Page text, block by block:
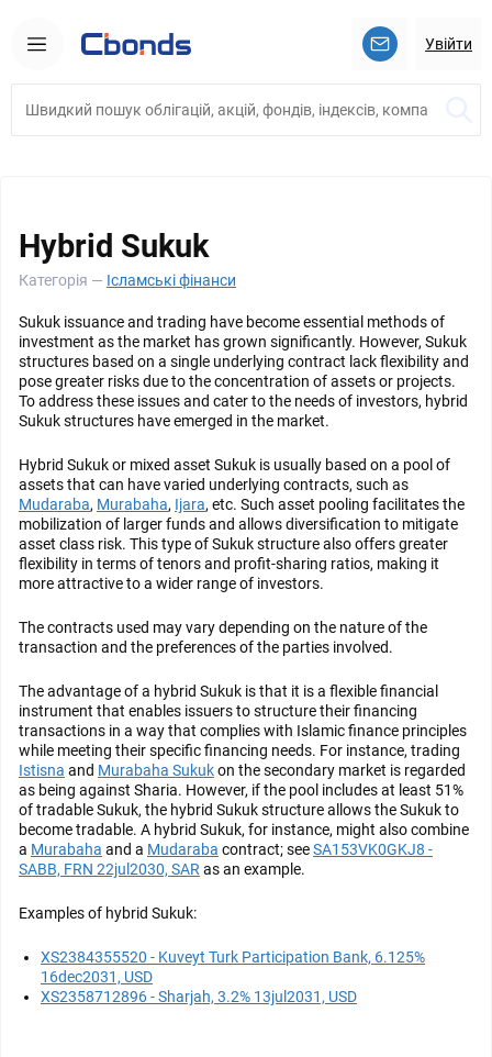
Увійти
Hybrid Sukuk
Категорія — Ісламські фінанси
Sukuk issuance and trading have become essential methods of
investment as the market has grown significantly. However, Sukuk
structures based on a single underlying contract lack flexibility and
pose greater risks due to the concentration of assets or projects.
To address these issues and cater to the needs of investors, hybrid
Sukuk structures have emerged in the market.
Hybrid Sukuk or mixed asset Sukuk is usually based on a pool of
assets that can have varied underlying contracts, such as
Mudaraba, Murabaha, Ijara, etc. Such asset pooling facilitates the
mobilization of larger funds and allows diversification to mitigate
asset class risk. This type of Sukuk structure also offers greater
flexibility in terms of tenors and profit-sharing ratios, making it
more attractive to a wider range of investors.
The contracts used may vary depending on the nature of the
transaction and the preferences of the parties involved.
The advantage of a hybrid Sukuk is that it is a flexible financial
instrument that enables issuers to structure their financing
transactions in a way that complies with Islamic finance principles
while meeting their specific financing needs. For instance, trading
Istisna and Murabaha Sukukon the secondary market is regarded
as being against Sharia. However, if the pool includes at least 51%
of tradable Sukuk, the hybrid Sukuk structure allows the Sukuk to
become tradable. A hybrid Sukuk, for instance, might also combine
a Murabaha and a Mudaraba contract; seeSA153VK0GKJ8 -
SABB, FRN 22jul2030, SAR as an example.
Examples of hybrid Sukuk:
XS2384355520 - Kuveyt Turk Participation Bank, 6.125%
16dec2031, USD
XS2358712896 - Sharjah, 3.2% 13jul2031, USD